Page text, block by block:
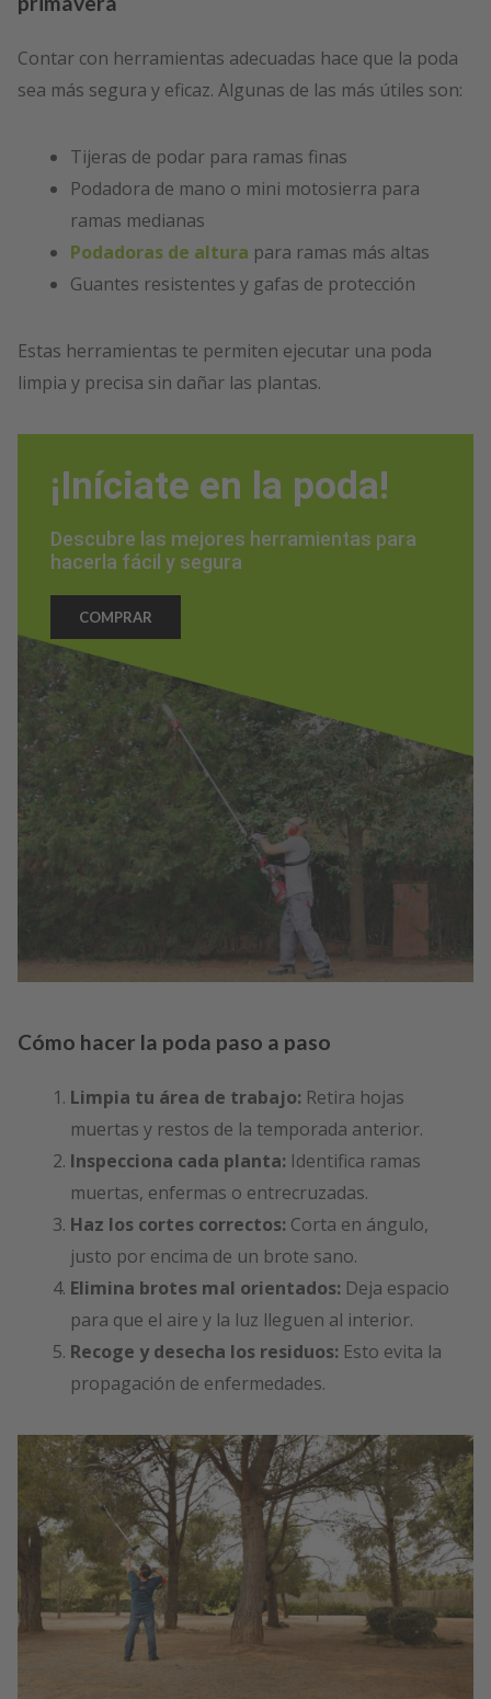
Contar con herramientas adecuadas hace que la poda
sea más segura y eficaz. Algunas de las más útiles son:
Tijeras de podar para ramas finas
Podadora de mano o mini motosierra para
ramas medianas
Podadoras de altura para ramas más altas
Guantes resistentes y gafas de protección
Estas herramientas te permiten ejecutar una poda
limpia y precisa sin dañar las plantas.
¡Iníciate en la poda!
Descubre las mejores herramientas para
hacerla fácil y segura
COMPRAR
Cómo hacer la poda paso a paso
Limpia tu área de trabajo: Retira hojas
muertas y restos de la temporada anterior.
Inspecciona cada planta: Identifica ramas
muertas, enfermas o entrecruzadas.
Haz los cortes correctos: Corta en ángulo,
justo por encima de un brote sano.
Elimina brotes mal orientados: Deja espacio
para que el aire y la luz lleguen al interior.
Recoge y desecha los residuos: Esto evita la
propagación de enfermedades.